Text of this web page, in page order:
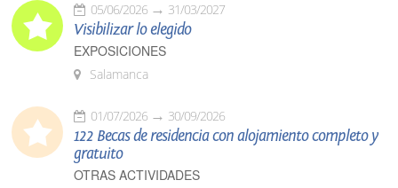
05/06/2026 31/03/2027
Visibilizar lo elegido
EXPOSICIONES
Salamanca
01/07/2026 30/09/2026
122 Becas de residencia con alojamiento completo y
gratuito
OTRAS ACTIVIDADES